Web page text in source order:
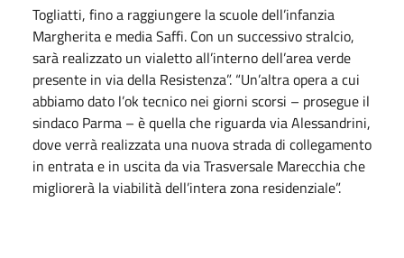
Togliatti, fino a raggiungere la scuole dell’infanzia
Margherita e media Saffi. Con un successivo stralcio,
sarà realizzato un vialetto all’interno dell’area verde
presente in via della Resistenza”. “Un’altra opera a cui
abbiamo dato l’ok tecnico nei giorni scorsi – prosegue il
sindaco Parma – è quella che riguarda via Alessandrini,
dove verrà realizzata una nuova strada di collegamento
in entrata e in uscita da via Trasversale Marecchia che
migliorerà la viabilità dell’intera zona residenziale”.